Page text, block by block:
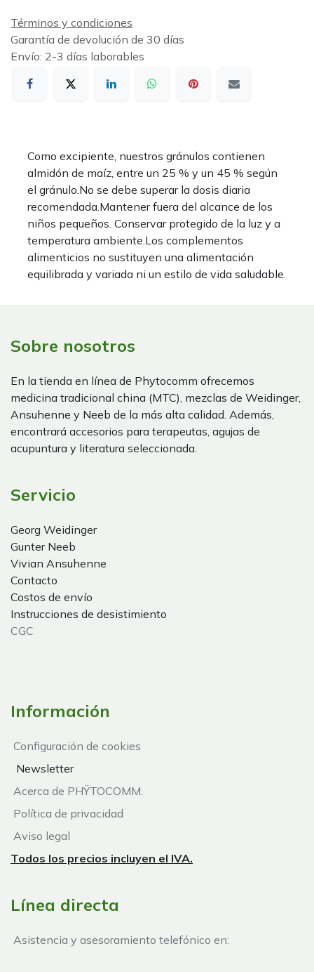
Términos y condiciones
Garantía de devolución de 30 días
Envío: 2-3 días laborables
Como excipiente, nuestros gránulos contienen
almidón de maíz, entre un 25 % y un 45 % según
el gránulo.No se debe superar la dosis diaria
recomendada.Mantener fuera del alcance de los
niños pequeños. Conservar protegido de la luz y a
temperatura ambiente.Los complementos
alimenticios no sustituyen una alimentación
equilibrada y variada ni un estilo de vida saludable.
Sobre nosotros
En la tienda en línea de Phytocomm ofrecemos
medicina tradicional china (MTC), mezclas de Weidinger,
Ansuhenne y Neeb de la más alta calidad. Además,
encontrará accesorios para terapeutas, agujas de
acupuntura y literatura seleccionada.
Servicio
Georg Weidinger
Gunter Neeb
Vivian Ansuhenne
Contacto
Costos de envío
Instrucciones de desistimiento
CGC
Información
Configuración de cookies
Newsletter
Acerca de PHŸTOCOMM.
Política de privacidad
Aviso legal
Todos los precios incluyen el IVA.
Línea directa
Asistencia y asesoramiento telefónico en: